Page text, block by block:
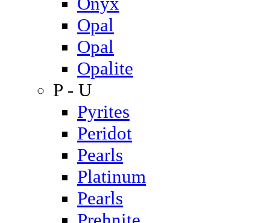
Opal
Opal
Opalite
P - U
Pyrites
Peridot
Pearls
Platinum
Pearls